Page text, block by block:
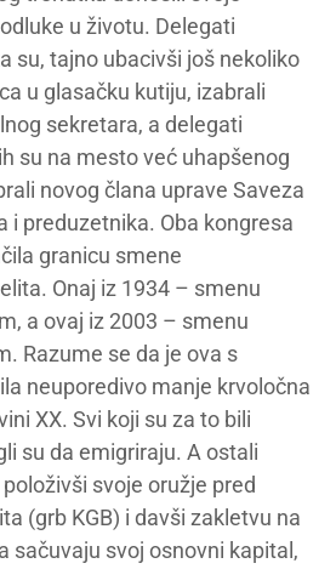
u životu. Delegati
su, tajno ubacivši još nekoliko
u glasačku kutiju, izabrali
sekretara, a delegati
su na mesto već uhapšenog
novog člana uprave Saveza
i preduzetnika. Oba kongresa
granicu smene
Onaj iz 1934 – smenu
a ovaj iz 2003 – smenu
Razume se da je ova s
neuporedivo manje krvoločna
XX. Svi koji su za to bili
su da emigriraju. A ostali
svoje oružje pred
(grb KGB) i davši zakletvu na
sačuvaju svoj osnovni kapital,